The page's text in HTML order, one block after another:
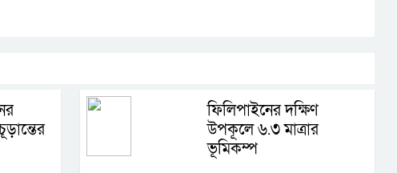
ফিলিপাইনের দক্ষিণ
উপকূলে ৬.৩ মাত্রার
ভূমিকম্প